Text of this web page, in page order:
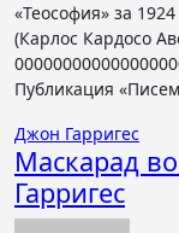
«Теософия» за
(Карлос Кардосо
Публикация
Джон Гарригес
Маскарад
Гарригес